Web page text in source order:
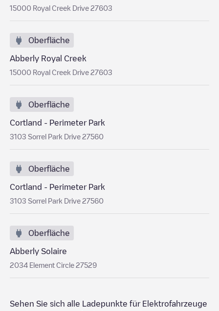
15000 Royal Creek Drive 27603
Oberfläche
Abberly Royal Creek
15000 Royal Creek Drive 27603
Oberfläche
Cortland - Perimeter Park
3103 Sorrel Park Drive 27560
Oberfläche
Cortland - Perimeter Park
3103 Sorrel Park Drive 27560
Oberfläche
Abberly Solaire
2034 Element Circle 27529
Sehen Sie sich alle Ladepunkte für Elektrofahrzeuge